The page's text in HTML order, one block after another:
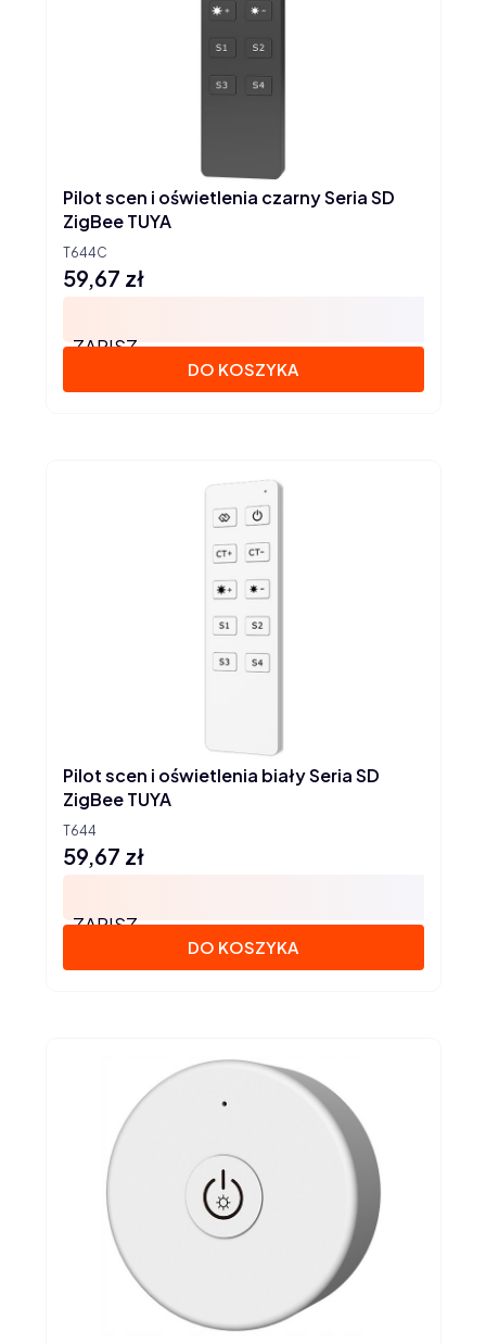
T644C
Pilot scen i oświetlenia czarny Seria SD
ZigBee TUYA
Cena
59,67 zł
ZAPISZ
DO KOSZYKA
T644
Pilot scen i oświetlenia biały Seria SD
ZigBee TUYA
Cena
59,67 zł
ZAPISZ
DO KOSZYKA